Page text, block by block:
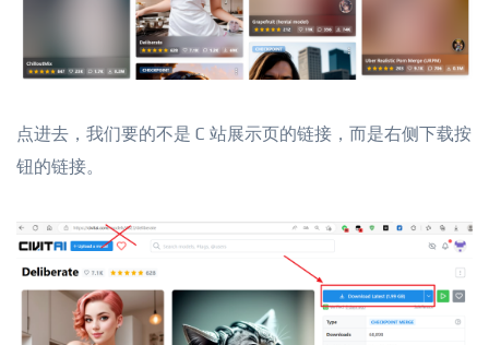
点进去，我们要的不是 C 站展示页的链接，而是右侧下载按
钮的链接。